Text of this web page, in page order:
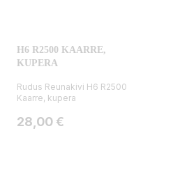
H6 R2500 KAARRE,
KUPERA
Rudus Reunakivi H6 R2500
Kaarre, kupera
Hinta
28,00 €